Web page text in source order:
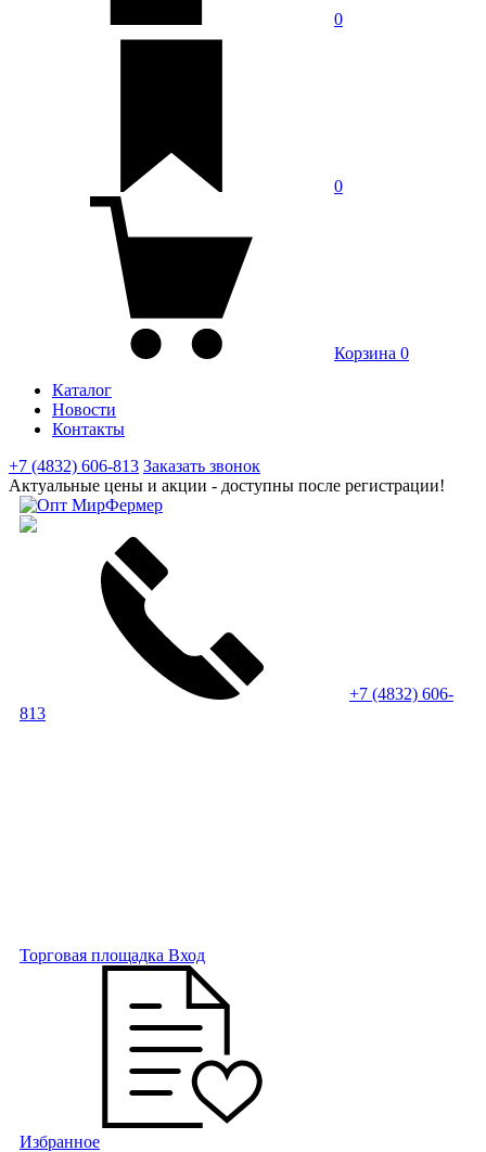
0
0
Корзина 0
Каталог
Новости
Контакты
+7 (4832) 606-813 Заказать звонок
Актуальные цены и акции - доступны после регистрации!
+7 (4832) 606-
813
Торговая площадка Вход
Избранное